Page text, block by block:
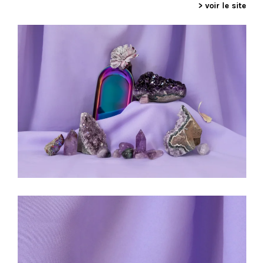
> voir le site